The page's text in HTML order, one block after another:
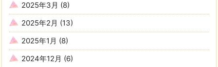
2025年3月 (8)
2025年2月 (13)
2025年1月 (8)
2024年12月 (6)